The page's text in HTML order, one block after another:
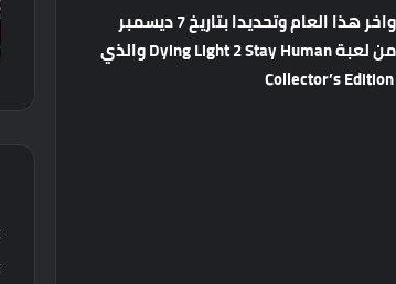
Dying Light 2 Stay Human حيث ستصدر في أواخر هذا العام وتحديدا بتاريخ 7 ديسمبر
القادم وشاركنا استديو التطوير techland إصدار الـ Collector’s Edition من لعبة Dying Light 2 Stay Human والذي